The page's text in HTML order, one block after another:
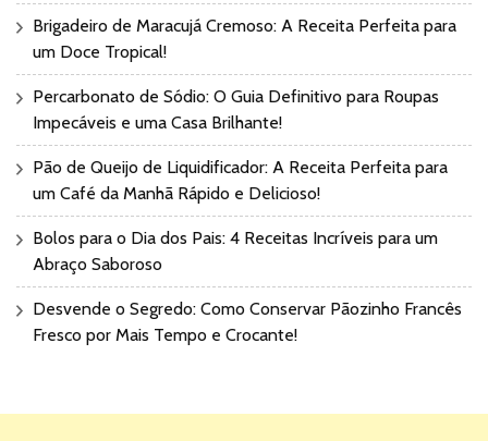
Brigadeiro de Maracujá Cremoso: A Receita Perfeita para
um Doce Tropical!
Percarbonato de Sódio: O Guia Definitivo para Roupas
Impecáveis e uma Casa Brilhante!
Pão de Queijo de Liquidificador: A Receita Perfeita para
um Café da Manhã Rápido e Delicioso!
Bolos para o Dia dos Pais: 4 Receitas Incríveis para um
Abraço Saboroso
Desvende o Segredo: Como Conservar Pãozinho Francês
Fresco por Mais Tempo e Crocante!